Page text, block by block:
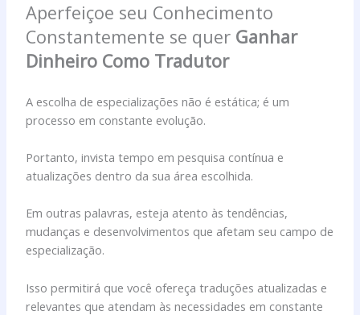
Aperfeiçoe seu Conhecimento
Constantemente se quer Ganhar
Dinheiro Como Tradutor
A escolha de especializações não é estática; é um
processo em constante evolução.
Portanto, invista tempo em pesquisa contínua e
atualizações dentro da sua área escolhida.
Em outras palavras, esteja atento às tendências,
mudanças e desenvolvimentos que afetam seu campo de
especialização.
Isso permitirá que você ofereça traduções atualizadas e
relevantes que atendam às necessidades em constante